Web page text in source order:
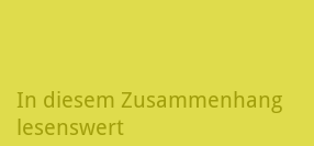
In diesem Zusammenhang
lesenswert